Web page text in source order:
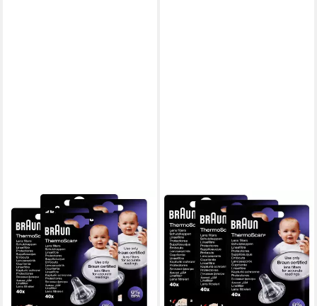
BRAUN
Fieberthermometer Braun
ThermoScan Schutzkappen
40 Stück - Für Thermoscan
Thermometer (4
23,92 €
(5,98 €/ 1 Stk)
BRAUN
Fieberthermometer Braun
ThermoScan Schutzkappen
40 Stück - Für Thermoscan
Thermometer (3
20,00 €
(6,67 €/ 1 Stk)